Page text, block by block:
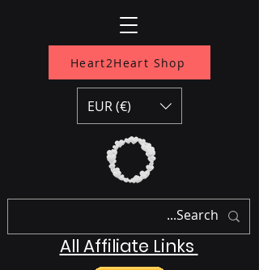
Heart2Heart Shop
All Affiliate Links
EUR (€)